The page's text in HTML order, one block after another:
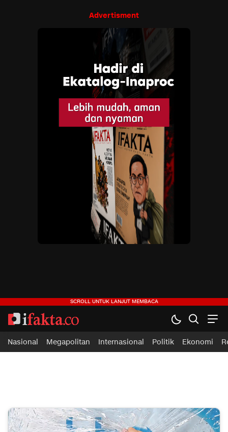
Advertisment
ifakta.co
#pastibenar
Nasional Megapolitan Internasional Politik Ekonomi